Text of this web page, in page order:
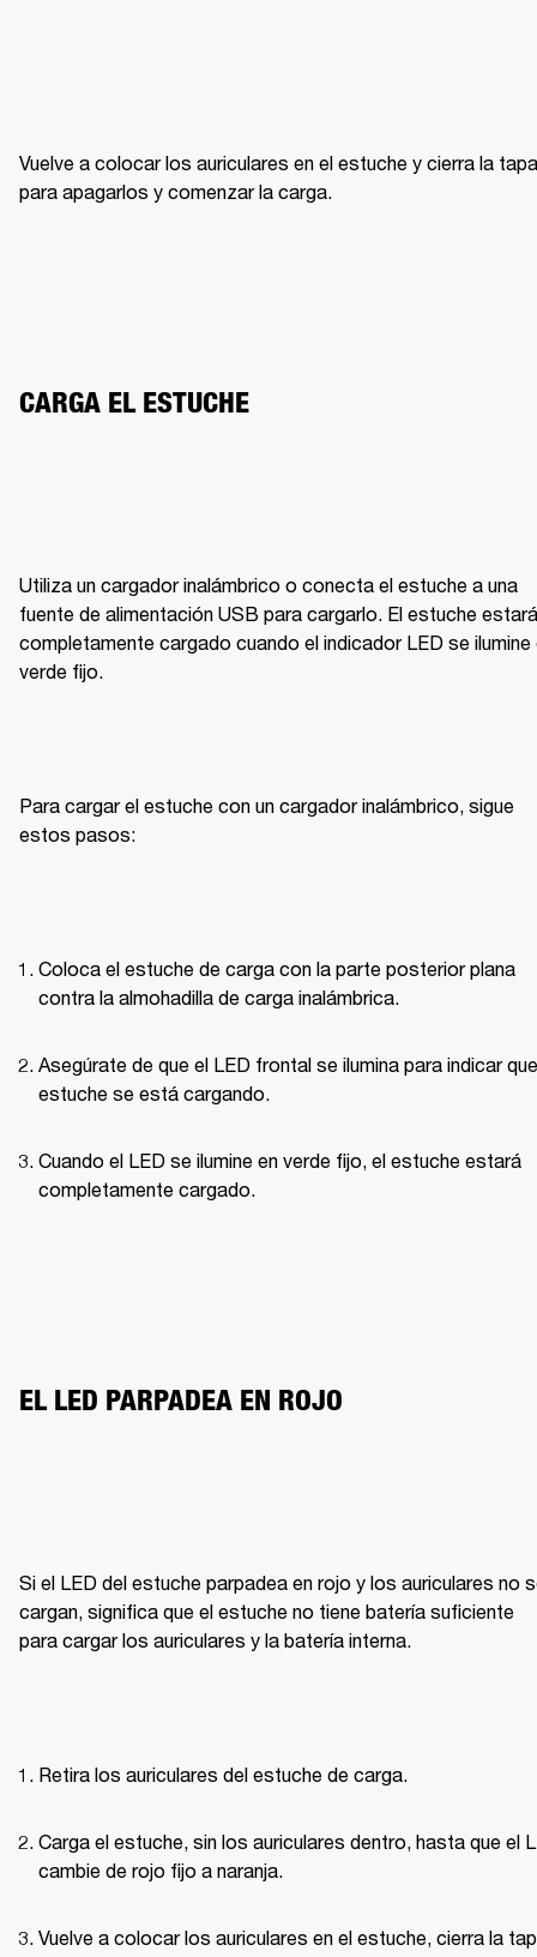
Vuelve a colocar los auriculares en el estuche y cierra la tapa
para apagarlos y comenzar la carga.
CARGA EL ESTUCHE
Utiliza un cargador inalámbrico o conecta el estuche a una
fuente de alimentación USB para cargarlo. El estuche estará
completamente cargado cuando el indicador LED se ilumine
verde fijo.
Para cargar el estuche con un cargador inalámbrico, sigue
estos pasos:
Coloca el estuche de carga con la parte posterior plana
contra la almohadilla de carga inalámbrica.
Asegúrate de que el LED frontal se ilumina para indicar
estuche se está cargando.
Cuando el LED se ilumine en verde fijo, el estuche estará
completamente cargado.
EL LED PARPADEA EN ROJO
Si el LED del estuche parpadea en rojo y los auriculares no
cargan, significa que el estuche no tiene batería suficiente
para cargar los auriculares y la batería interna.
Retira los auriculares del estuche de carga.
Carga el estuche, sin los auriculares dentro, hasta que el
cambie de rojo fijo a naranja.
Vuelve a colocar los auriculares en el estuche, cierra la